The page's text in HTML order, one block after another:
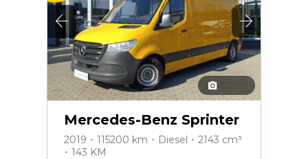
Mercedes-Benz Sprinter
2019 ･ 115200 km ･ Diesel ･ 2143 cm³
･ 143 KM